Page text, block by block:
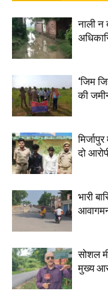
नाली न
‘जिम
की
दो
भारी
सोशल
मुख्य